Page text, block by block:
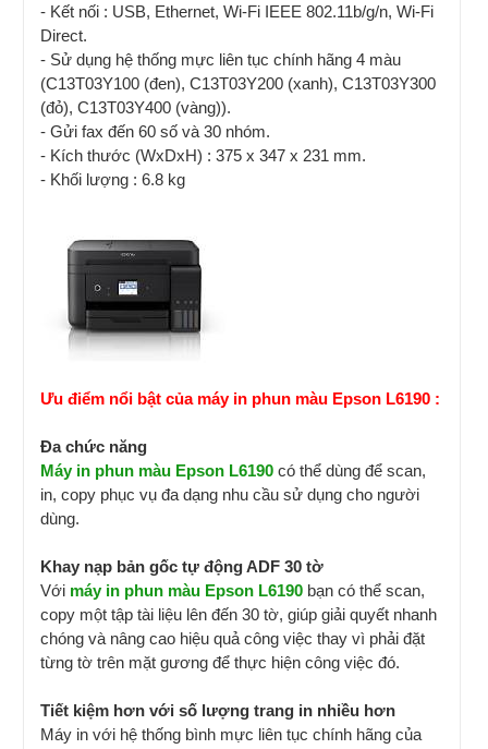
- Kết nối : USB, Ethernet, Wi-Fi IEEE 802.11b/g/n, Wi-Fi
Direct.
- Sử dụng hệ thống mực liên tục chính hãng 4 màu
(C13T03Y100 (đen), C13T03Y200 (xanh), C13T03Y300
(đỏ), C13T03Y400 (vàng)).
- Gửi fax đến 60 số và 30 nhóm.
- Kích thước (WxDxH) : 375 x 347 x 231 mm.
- Khối lượng : 6.8 kg
Ưu điểm nổi bật của máy in phun màu Epson L6190 :
Đa chức năng
Máy in phun màu Epson L6190 có thể dùng để scan,
in, copy phục vụ đa dạng nhu cầu sử dụng cho người
dùng.
Khay nạp bản gốc tự động ADF 30 tờ
Với máy in phun màu Epson L6190 bạn có thể scan,
copy một tập tài liệu lên đến 30 tờ, giúp giải quyết nhanh
chóng và nâng cao hiệu quả công việc thay vì phải đặt
từng tờ trên mặt gương để thực hiện công việc đó.
Tiết kiệm hơn với số lượng trang in nhiều hơn
Máy in với hệ thống bình mực liên tục chính hãng của